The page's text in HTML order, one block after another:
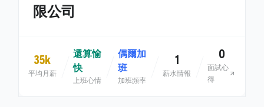
限公司
35k
平均月薪
還算愉
快
上班心情
偶爾加
班
加班頻率
1
薪水情報
0
面試心
得